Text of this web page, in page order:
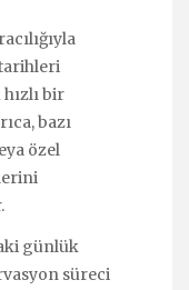
bir
bazı
özel
günlük
süreci